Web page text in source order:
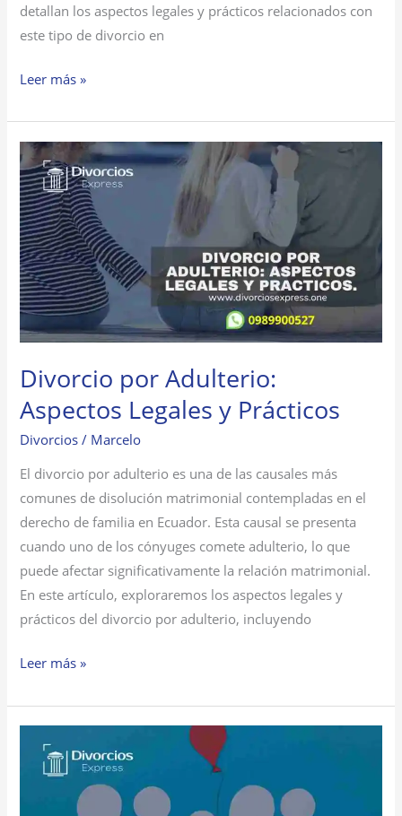
detallan los aspectos legales y prácticos relacionados con
este tipo de divorcio en
Leer más »
Divorcio por Adulterio:
Aspectos Legales y Prácticos
Divorcios / Marcelo
El divorcio por adulterio es una de las causales más
comunes de disolución matrimonial contempladas en el
derecho de familia en Ecuador. Esta causal se presenta
cuando uno de los cónyuges comete adulterio, lo que
puede afectar significativamente la relación matrimonial.
En este artículo, exploraremos los aspectos legales y
prácticos del divorcio por adulterio, incluyendo
Divorcio
por
Adulterio:
Aspectos
Legales
y
Prácticos
Leer más »
Compartida